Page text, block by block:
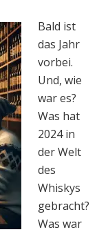
Bald ist
das Jahr
vorbei.
Und, wie
war es?
Was hat
2024 in
der Welt
des
Whiskys
gebracht?
Was war